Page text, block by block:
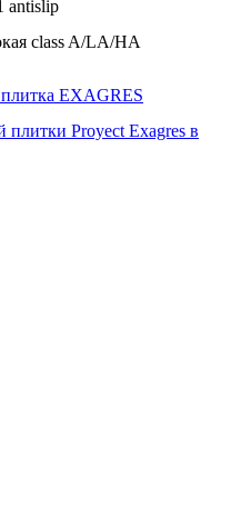
antislip
class A/LA/HA
EXAGRES
Proyect Exagres в